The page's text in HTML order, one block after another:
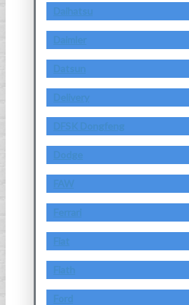
Daihatsu
Daimler
Datsun
Delivery
DFSK Dongfeng
Dodge
FAW
Ferrari
Fiat
Fiath
Ford